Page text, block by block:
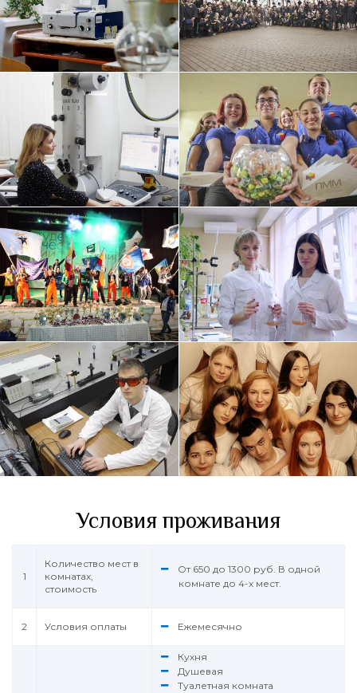
Условия проживания
1
Количество мест в
комнатах,
стоимость
От 650 до 1300 руб. В одной
комнате до 4-х мест.
2 Условия оплаты Ежемесячно
Кухня
Душевая
Туалетная комната